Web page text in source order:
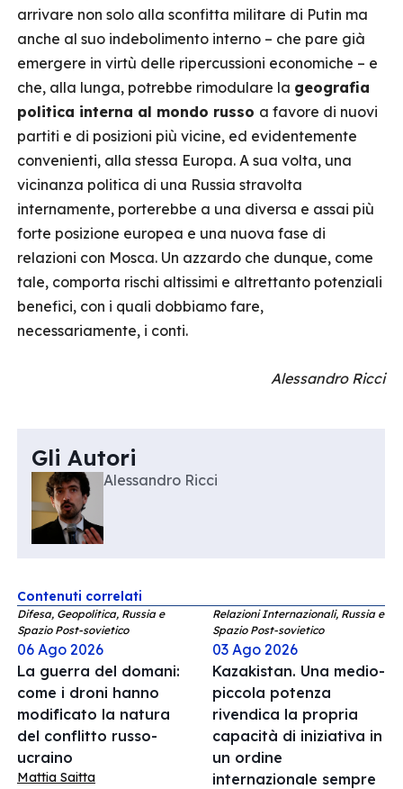
arrivare non solo alla sconfitta militare di Putin ma
anche al suo indebolimento interno – che pare già
emergere in virtù delle ripercussioni economiche – e
che, alla lunga, potrebbe rimodulare la geografia
politica interna al mondo russo a favore di nuovi
partiti e di posizioni più vicine, ed evidentemente
convenienti, alla stessa Europa. A sua volta, una
vicinanza politica di una Russia stravolta
internamente, porterebbe a una diversa e assai più
forte posizione europea e una nuova fase di
relazioni con Mosca. Un azzardo che dunque, come
tale, comporta rischi altissimi e altrettanto potenziali
benefici, con i quali dobbiamo fare,
necessariamente, i conti.
Alessandro Ricci
Gli Autori
Alessandro Ricci
Contenuti correlati
Difesa, Geopolitica, Russia e
Spazio Post-sovietico
06 Ago 2026
La guerra del domani:
come i droni hanno
modificato la natura
del conflitto russo-
ucraino
Mattia Saitta
Relazioni Internazionali, Russia e
Spazio Post-sovietico
03 Ago 2026
Kazakistan. Una medio-
piccola potenza
rivendica la propria
capacità di iniziativa in
un ordine
internazionale sempre